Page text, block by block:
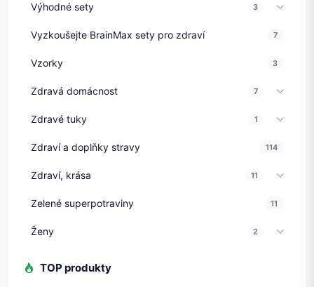
Výhodné sety 3
Vyzkoušejte BrainMax sety pro zdraví 7
Vzorky 3
Zdravá domácnost 7
Zdravé tuky 1
Zdraví a doplňky stravy 114
Zdraví, krása 11
Zelené superpotraviny 11
Ženy 2
TOP produkty